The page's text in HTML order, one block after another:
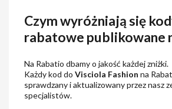
Czym wyróżniają się
rabatowe publikowane
Na Rabatio dbamy o jakość każdej zniżki.
Każdy kod doVisciola Fashion na
sprawdzany i aktualizowany przez nasz
specjalistów.